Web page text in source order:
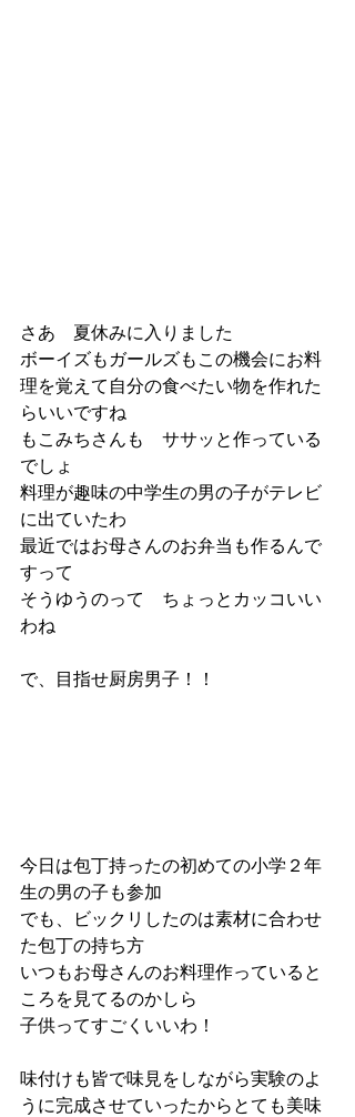
さあ　夏休みに入りました
ボーイズもガールズもこの機会にお料
理を覚えて自分の食べたい物を作れた
らいいですね
もこみちさんも　ササッと作っている
でしょ
料理が趣味の中学生の男の子がテレビ
に出ていたわ
最近ではお母さんのお弁当も作るんで
すって
そうゆうのって　ちょっとカッコいい
わね
で、目指せ厨房男子！！
今日は包丁持ったの初めての小学２年
生の男の子も参加
でも、ビックリしたのは素材に合わせ
た包丁の持ち方
いつもお母さんのお料理作っていると
ころを見てるのかしら
子供ってすごくいいわ！
味付けも皆で味見をしながら実験のよ
うに完成させていったからとても美味